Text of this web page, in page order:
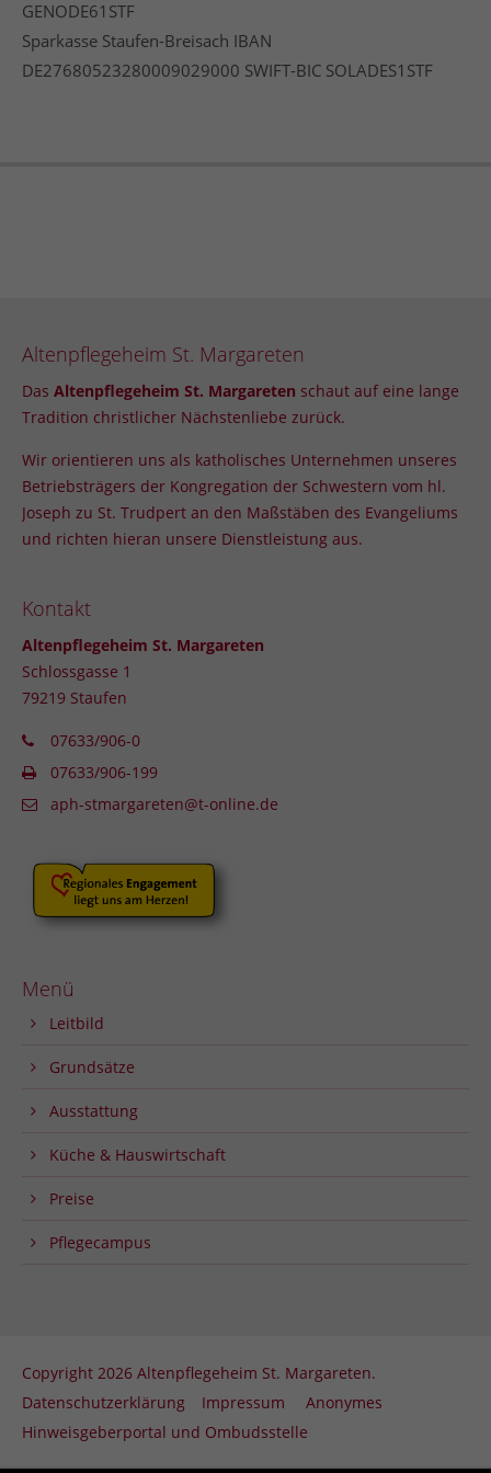
San Francisco, CA 94102
Have any questions?
+44 1234 567 890
Drop us a line
info@yourdomain.com
Lorem ipsum dolor sit amet, consectetuer adipiscing
Aenean commodo ligula eget dolor. Aenean massa.
Cum sociis natoque penatibus et magnis dis
quam felis, ultricies nec.
GENODE61STF
Sparkasse Staufen-Breisach IBAN
DE27680523280009029000 SWIFT-BIC SOLADES1STF
Altenpflegeheim St. Margareten
DasAltenpflegeheim St. Margareten schaut auf eine lange
Tradition christlicher Nächstenliebe zurück.
Wir orientieren uns als katholisches Unternehmen unseres
Betriebsträgers der Kongregation der Schwestern vom hl.
Joseph zu St. Trudpert an den Maßstäben des Evangeliums
und richten hieran unsere Dienstleistung aus.
Kontakt
Altenpflegeheim St. Margareten
Schlossgasse 1
79219 Staufen
07633/906-0
07633/906-199
aph-stmargareten@t-online.de
Menü
Leitbild
Grundsätze
Ausstattung
Küche & Hauswirtschaft
Preise
Pflegecampus
Copyright 2026 Altenpflegeheim St. Margareten.
Datenschutzerklärung
Impressum
Anonymes
Hinweisgeberportal und Ombudsstelle